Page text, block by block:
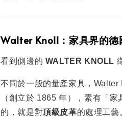
Walter Knoll：家具界的德
看到側邊的 WALTER KNOLL
不同於一般的量產家具，
（創立於 1865 年），素有「
的，就是對頂級皮革的處理工